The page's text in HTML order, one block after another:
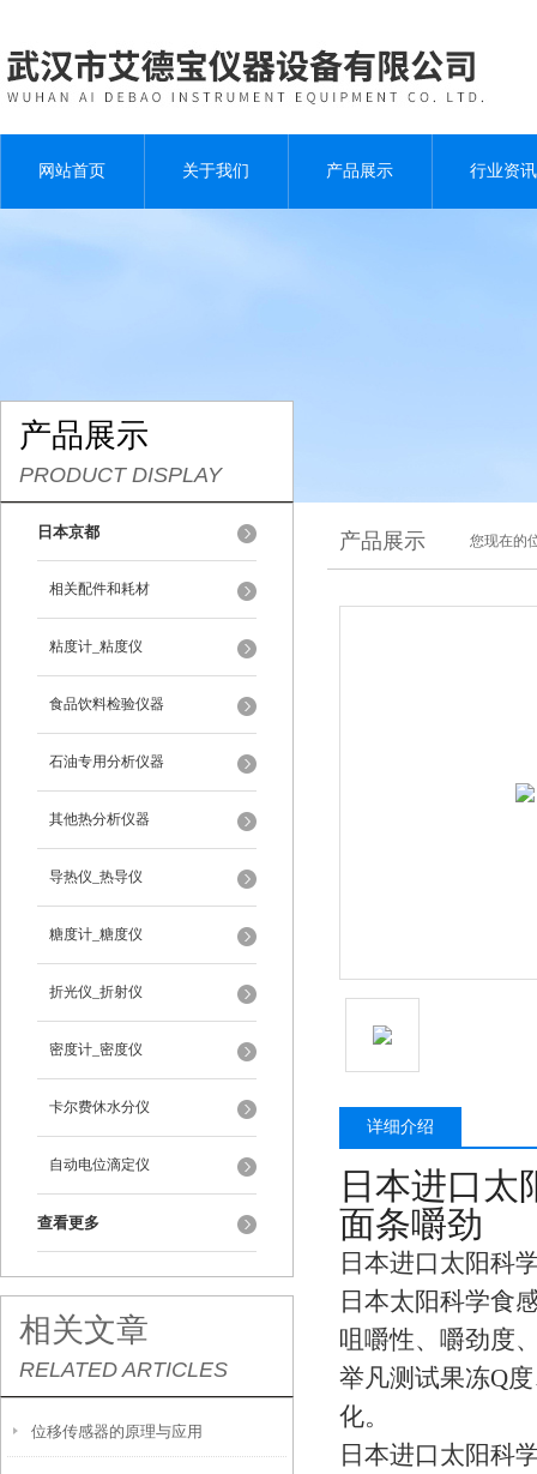
网站首页 关于我们 产品展示 行业资讯
产品展示
PRODUCT DISPLAY
日本京都
相关配件和耗材
粘度计_粘度仪
食品饮料检验仪器
石油专用分析仪器
其他热分析仪器
导热仪_热导仪
糖度计_糖度仪
折光仪_折射仪
密度计_密度仪
卡尔费休水分仪
自动电位滴定仪
查看更多
相关文章
RELATED ARTICLES
位移传感器的原理与应用
产品展示 您现在的
详细介绍
日本进口太
面条嚼劲
日本进口太阳科
日本太阳科学食
咀嚼性、嚼劲度
举凡测试果冻Q
化。
日本进口太阳科